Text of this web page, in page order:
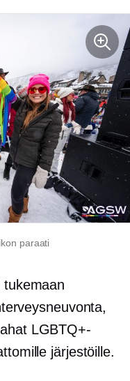
paraati
LGBTQ+-
järjestöille.